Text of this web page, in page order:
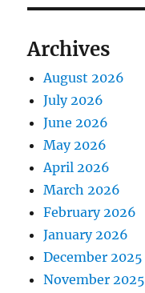
Archives
August 2026
July 2026
June 2026
May 2026
April 2026
March 2026
February 2026
January 2026
December 2025
November 2025